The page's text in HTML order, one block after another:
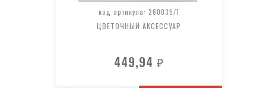
код артикула: 260035/1
ЦВЕТОЧНЫЙ АКСЕССУАР
449,94₽